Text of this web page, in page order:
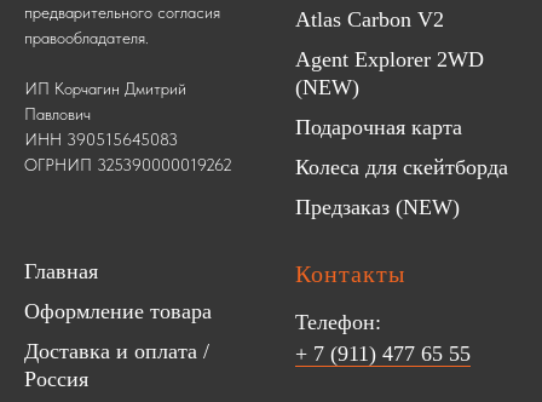
предварительного согласия
правообладателя.
ИП Корчагин Дмитрий
Павлович
ИНН 390515645083
ОГРНИП 325390000019262
Atlas Carbon V2
Agent Explorer 2WD
(NEW)
Подарочная карта
Колеса для скейтборда
Предзаказ (NEW)
Главная
Оформление товара
Доставка и оплата /
Россия
Контакты
Телефон:
+ 7 (911) 477 65 55